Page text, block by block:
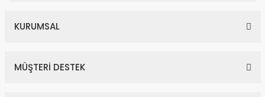
KURUMSAL
MÜŞTERİ DESTEK